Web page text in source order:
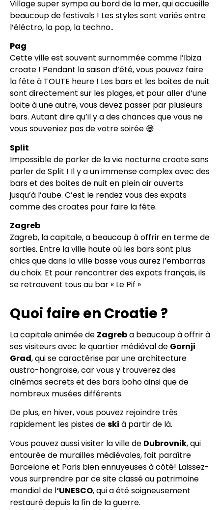
Village super sympa au bord de la mer, qui accueille
beaucoup de festivals ! Les styles sont variés entre
l’éléctro, la pop, la techno..
Pag
Cette ville est souvent surnommée comme l’Ibiza
croate ! Pendant la saison d’été, vous pouvez faire
la fête à TOUTE heure ! Les bars et les boites de nuit
sont directement sur les plages, et pour aller d’une
boite à une autre, vous devez passer par plusieurs
bars. Autant dire qu’il y a des chances que vous ne
vous souveniez pas de votre soirée 😅
Split
Impossible de parler de la vie nocturne croate sans
parler de Split ! Il y a un immense complex avec des
bars et des boites de nuit en plein air ouverts
jusqu’à l’aube. C’est le rendez vous des expats
comme des croates pour faire la fête.
Zagreb
Zagreb, la capitale, a beaucoup à offrir en terme de
sorties. Entre la ville haute où les bars sont plus
chics que dans la ville basse vous aurez l’embarras
du choix. Et pour rencontrer des expats français, ils
se retrouvent tous au bar « Le Pif »
Quoi faire en Croatie ?
La capitale animée de Zagreba beaucoup à offrir à
ses visiteurs avec le quartier médiéval de Gornji
Grad, qui se caractérise par une architecture
austro-hongroise, car vous y trouverez des
cinémas secrets et des bars boho ainsi que de
nombreux musées différents.
De plus, en hiver, vous pouvez rejoindre très
rapidement les pistes deski à partir de là.
Vous pouvez aussi visiter la ville de Dubrovnik, qui
entourée de murailles médiévales, fait paraître
Barcelone et Paris bien ennuyeuses à côté! Laissez-
vous surprendre par ce site classé au patrimoine
mondial de l‘UNESCO, qui a été soigneusement
restauré depuis la fin de la guerre.